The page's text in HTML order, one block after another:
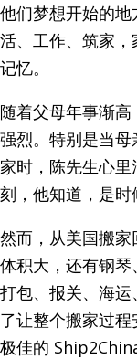
他们梦想开始的
活、工作、筑家
记忆。
随着父母年事渐高
强烈。特别是当
家时，陈先生心
刻，他知道，是时
然而，从美国搬家
体积大，还有钢
打包、报关、海
了让整个搬家过
极佳的